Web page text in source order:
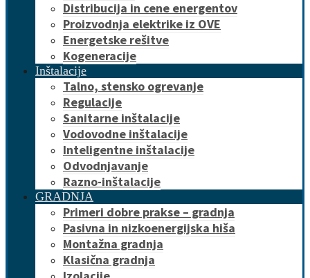
Distribucija in cene energentov
Proizvodnja elektrike iz OVE
Energetske rešitve
Kogeneracije
Inštalacije
Talno, stensko ogrevanje
Regulacije
Sanitarne inštalacije
Vodovodne inštalacije
Inteligentne inštalacije
Odvodnjavanje
Razno-inštalacije
GRADNJA
Primeri dobre prakse – gradnja
Pasivna in nizkoenergijska hiša
Montažna gradnja
Klasična gradnja